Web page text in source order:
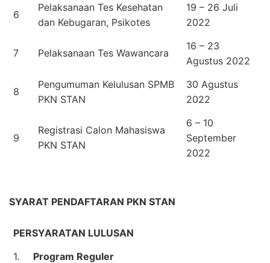
6
Pelaksanaan Tes Kesehatan
dan Kebugaran, Psikotes
19 – 26 Juli
2022
7 Pelaksanaan Tes Wawancara
16 – 23
Agustus 2022
8
Pengumuman Kelulusan SPMB
PKN STAN
30 Agustus
2022
9
Registrasi Calon Mahasiswa
PKN STAN
6 – 10
September
2022
SYARAT PENDAFTARAN PKN STAN
PERSYARATAN LULUSAN
1.
Program Reguler